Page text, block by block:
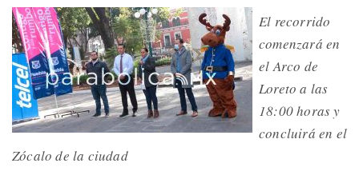
El recorrido
comenzará en
el Arco de
Loreto a las
18:00 horas y
concluirá en el
Zócalo de la ciudad